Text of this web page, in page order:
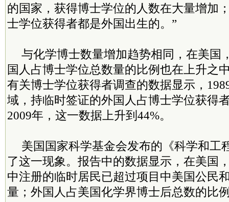
的国家，获得博士学位的人数在大量增加
士学位获得者都是外国出生的。”
与化学博士数量增加趋势相同，在美国
国人占博士学位总数量的比例也在上升之
有关博士学位获得者调查的数据显示，
域，持临时签证的外国人占博士学位获得
2009年，这一数据上升到44%。
美国国家科学基金会发布的《科学和工
了这一现象。报告中的数据显示，在美国
中注册的临时居民已超过项目中美国公民
量；外国人占美国化学界博士后总数的比